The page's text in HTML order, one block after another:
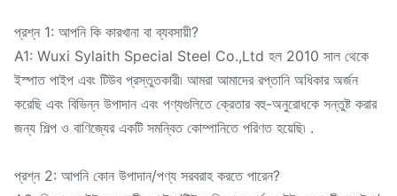
প্রশ্ন 1: আপনি কি কারখানা বা ব্যবসায়ী?
A1: Wuxi Sylaith Special Steel Co.,Ltd হল 2010 সাল থেকে
ইস্পাত পাইপ এবং টিউব প্রস্তুতকারী৷ আমরা আমাদের রপ্তানি অধিকার অর্জন
করেছি এবং বিভিন্ন উপাদান এবং পণ্যগুলিতে ক্রেতার বহু-অনুরোধকে সন্তুষ্ট করার
জন্য শিল্প ও বাণিজ্যের একটি সমন্বিত কোম্পানিতে পরিণত হয়েছি৷ .
প্রশ্ন 2: আপনি কোন উপাদান/পণ্য সরবরাহ করতে পারেন?